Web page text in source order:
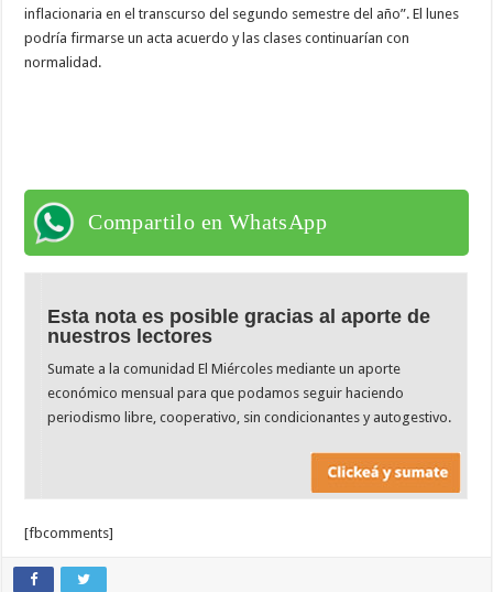
inflacionaria en el transcurso del segundo semestre del año”. El lunes
podría firmarse un acta acuerdo y las clases continuarían con
normalidad.
Compartilo en WhatsApp
Esta nota es posible gracias al aporte de
nuestros lectores
Sumate a la comunidad El Miércoles mediante un aporte
económico mensual para que podamos seguir haciendo
periodismo libre, cooperativo, sin condicionantes y autogestivo.
[fbcomments]